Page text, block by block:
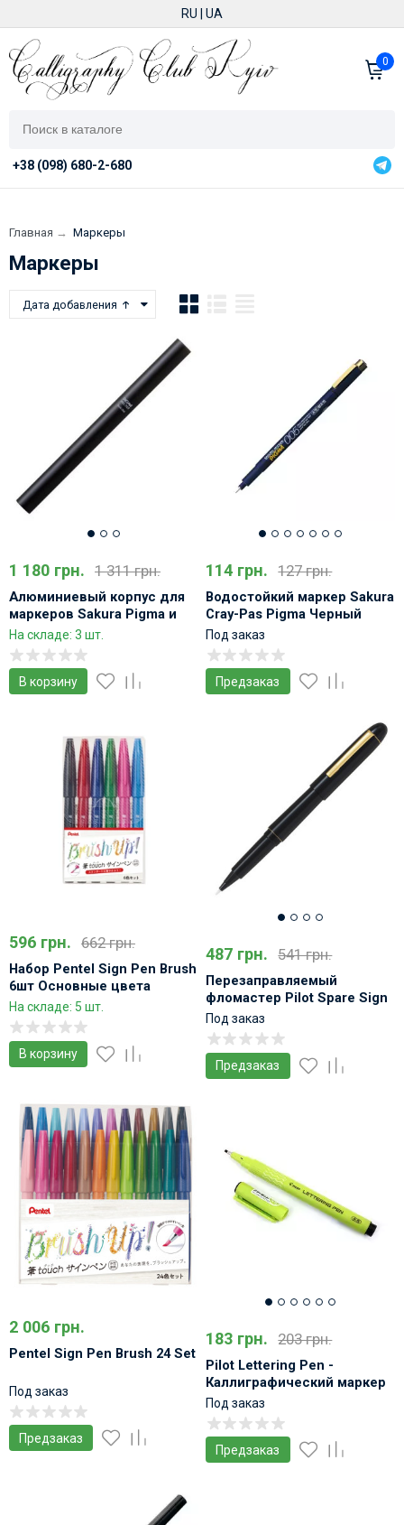
RU UA
0
+38 (098) 680-2-680
Главная → Маркеры
Маркеры
Дата добавления
1 180 грн. 1 311 грн.
Алюминиевый корпус для
маркеров Sakura Pigma и
Cray-Pas
На складе: 3 шт.
В корзину
114 грн. 127 грн.
Водостойкий маркер Sakura
Cray-Pas Pigma Черный
Под заказ
Предзаказ
596 грн. 662 грн.
Набор Pentel Sign Pen Brush
6шт Основные цвета
На складе: 5 шт.
В корзину
487 грн. 541 грн.
Перезаправляемый
фломастер Pilot Spare Sign
Pen
Под заказ
Предзаказ
2 006 грн.
Pentel Sign Pen Brush 24 Set
Под заказ
Предзаказ
183 грн. 203 грн.
Pilot Lettering Pen -
Каллиграфический маркер
Под заказ
Предзаказ